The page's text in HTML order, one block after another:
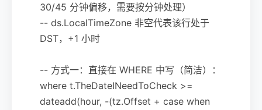
30/45 分钟偏移，需要按分钟处理）
-- ds.LocalTimeZone 非空代表该行处于
DST，+1 小时
-- 方式一：直接在 WHERE 中写（简洁）：
where t.TheDateINeedToCheck >=
dateadd(hour, -(tz.Offset + case when